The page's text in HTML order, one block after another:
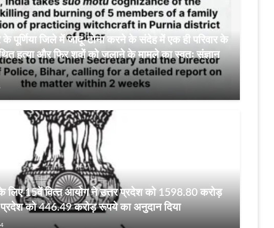
के पूर्णिया जिले में जादू-टोना करने के संदेह में एक ही परिवार के
हत्या और फिर शवों को जलाने के मामले का स्वतः संज्ञान
लिए 15वें वित्‍त आयोग ने उत्तर प्रदेश को 1598.80 करोड़
को 446.49 करोड़ रूपये का अनुदान दिया